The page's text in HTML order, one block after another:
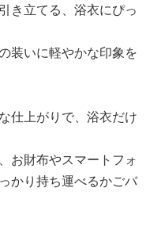
き立てる、浴衣にぴっ
装いに軽やかな印象を
仕上がりで、浴衣だけ
お財布やスマートフォ
かり持ち運べるかごバ